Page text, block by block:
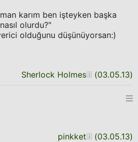
karım ben işteyken başka
olurdu?"
olduğunu düşünüyorsan:)
Sherlock Holmes (03.05.13)
pinkket (03.05.13)